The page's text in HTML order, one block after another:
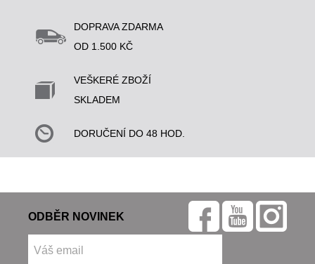
DOPRAVA ZDARMA
OD 1.500 KČ
VEŠKERÉ ZBOŽÍ
SKLADEM
DORUČENÍ DO 48 HOD.
ODBĚR NOVINEK